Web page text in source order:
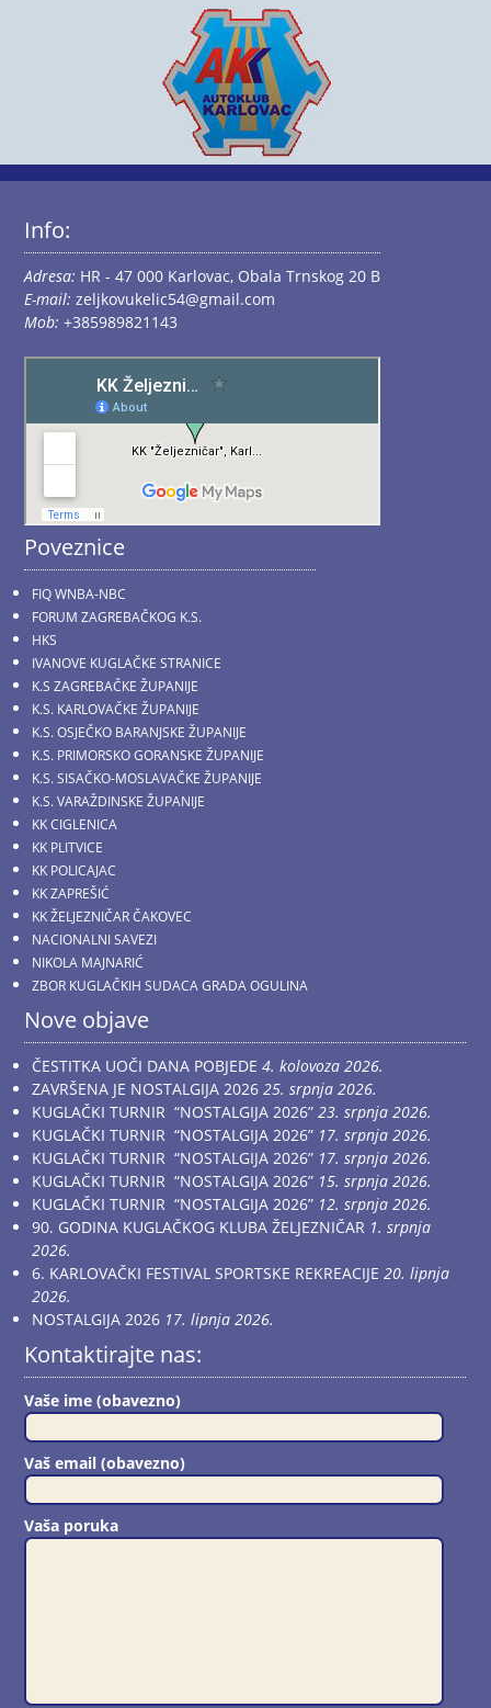
Info:
Adresa: HR - 47 000 Karlovac, Obala Trnskog 20 B
E-mail: zeljkovukelic54@gmail.com
Mob: +385989821143
Poveznice
FIQ WNBA-NBC
FORUM ZAGREBAČKOG K.S.
HKS
IVANOVE KUGLAČKE STRANICE
K.S ZAGREBAČKE ŽUPANIJE
K.S. KARLOVAČKE ŽUPANIJE
K.S. OSJEČKO BARANJSKE ŽUPANIJE
K.S. PRIMORSKO GORANSKE ŽUPANIJE
K.S. SISAČKO-MOSLAVAČKE ŽUPANIJE
K.S. VARAŽDINSKE ŽUPANIJE
KK CIGLENICA
KK PLITVICE
KK POLICAJAC
KK ZAPREŠIĆ
KK ŽELJEZNIČAR ČAKOVEC
NACIONALNI SAVEZI
NIKOLA MAJNARIĆ
ZBOR KUGLAČKIH SUDACA GRADA OGULINA
Nove objave
ČESTITKA UOČI DANA POBJEDE 4. kolovoza 2026.
ZAVRŠENA JE NOSTALGIJA 2026 25. srpnja 2026.
KUGLAČKI TURNIR “NOSTALGIJA 2026” 23. srpnja 2026.
KUGLAČKI TURNIR “NOSTALGIJA 2026” 17. srpnja 2026.
KUGLAČKI TURNIR “NOSTALGIJA 2026” 17. srpnja 2026.
KUGLAČKI TURNIR “NOSTALGIJA 2026” 15. srpnja 2026.
KUGLAČKI TURNIR “NOSTALGIJA 2026” 12. srpnja 2026.
90. GODINA KUGLAČKOG KLUBA ŽELJEZNIČAR 1. srpnja
2026.
6. KARLOVAČKI FESTIVAL SPORTSKE REKREACIJE 20. lipnja
2026.
NOSTALGIJA 2026 17. lipnja 2026.
Kontaktirajte nas:
Vaše ime (obavezno)
Vaš email (obavezno)
Vaša poruka